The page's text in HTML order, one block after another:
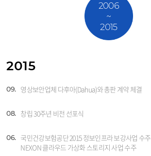
2006
~
2015
2015
09. 영상보안업체 다후아(Dahua)와 총판 계약 체결
08. 창립 30주년 비전 선포식
06. 국민건강보험공단 2015 정보인프라 보강사업 수주
NEXON 클라우드 가상화 스토리지 사업 수주